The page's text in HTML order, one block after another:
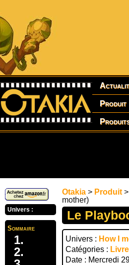
Produit
Univers :
Sommaire
Otakia > Produit >
mother)
Le
Univers : How I
Catégories :
Date : Mercredi